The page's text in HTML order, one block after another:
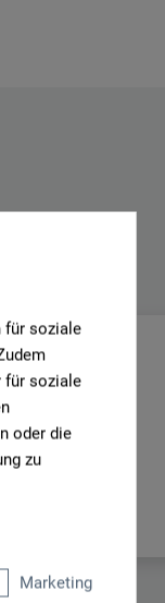
für soziale
für soziale
oder die
zu
Marketing